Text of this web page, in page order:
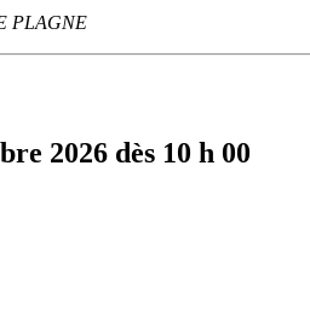
PLAGNE
2026 dès 10 h 00